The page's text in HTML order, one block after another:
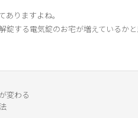
りますよね。
する電気錠のお宅が増えているか
変わる